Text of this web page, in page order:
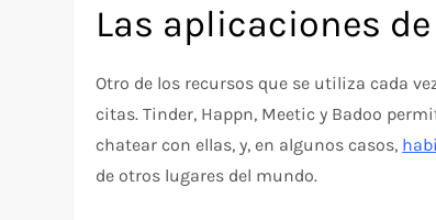
Las aplicaciones
Otro de los recursos que se utiliza cada
citas. Tinder, Happn, Meetic y Badoo
chatear con ellas, y, en algunos casos,
de otros lugares del mundo.